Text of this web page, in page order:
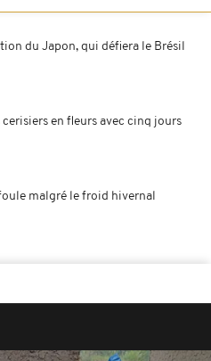
du Japon, qui défiera le Brésil
en fleurs avec cinq jours
malgré le froid hivernal